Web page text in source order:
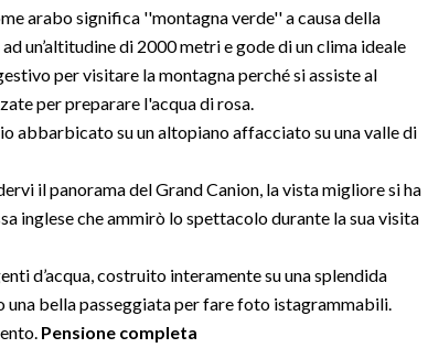
arabo significa ''montagna verde'' a causa della
un’altitudine di 2000 metri e gode di un clima ideale
per visitare la montagna perché si assiste al
per preparare l'acqua di rosa.
abbarbicato su un altopiano affacciato su una valle di
il panorama del Grand Canion, la vista migliore si ha
inglese che ammirò lo spettacolo durante la sua visita
d’acqua, costruito interamente su una splendida
una bella passeggiata per fare foto istagrammabili.
Pensione completa